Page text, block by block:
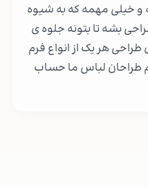
خیلی مهمه که به شیوه
بشه تا بتونه جلوه ی
طراحی هر یک از انواع فرم
طراحان لباس ما حساب